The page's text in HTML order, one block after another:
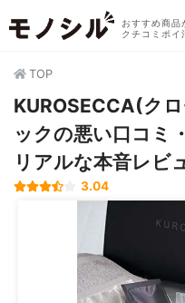
おすすめ商品
クチコミポイ
TOP
KUROSECCA(ク
ックの悪い口コミ
リアルな本音レビ
3.04